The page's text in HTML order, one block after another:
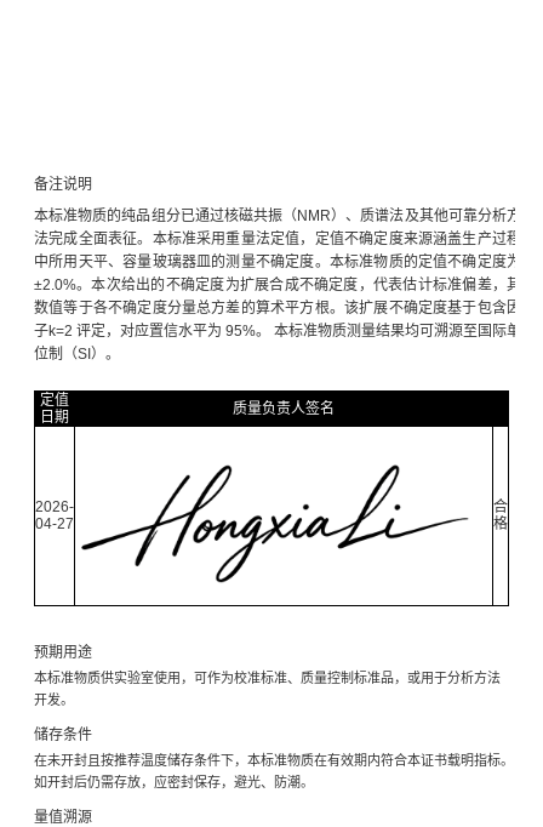
备注说明
本标准物质的纯品组分已通过核磁共振（NMR）、质谱法及其他可靠分析方
法完成全面表征。本标准采用重量法定值，定值不确定度来源涵盖生产过程
中所用天平、容量玻璃器皿的测量不确定度。本标准物质的定值不确定度为
±2.0%。本次给出的不确定度为扩展合成不确定度，代表估计标准偏差，其
数值等于各不确定度分量总方差的算术平方根。该扩展不确定度基于包含因
子k=2 评定，对应置信水平为 95%。 本标准物质测量结果均可溯源至国际单
位制（SI）。
定值
日期
质量负责人签名
2026-
04-27
合
格
预期用途
本标准物质供实验室使用，可作为校准标准、质量控制标准品，或用于分析方法
开发。
储存条件
在未开封且按推荐温度储存条件下，本标准物质在有效期内符合本证书载明指标。
如开封后仍需存放，应密封保存，避光、防潮。
量值溯源